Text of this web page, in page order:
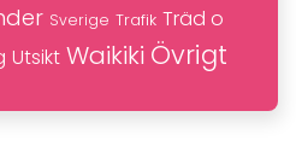
Sverige Trafik Träd o
Utsikt Waikiki Övrigt